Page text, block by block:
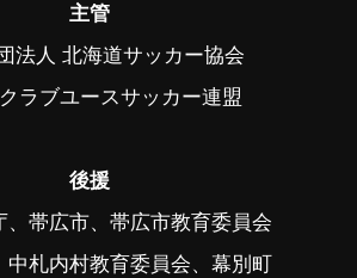
主管
法人 北海道サッカー協会
ラブユースサッカー連盟
後援
、帯広市、帯広市教育委員会
中札内村教育委員会、幕別町